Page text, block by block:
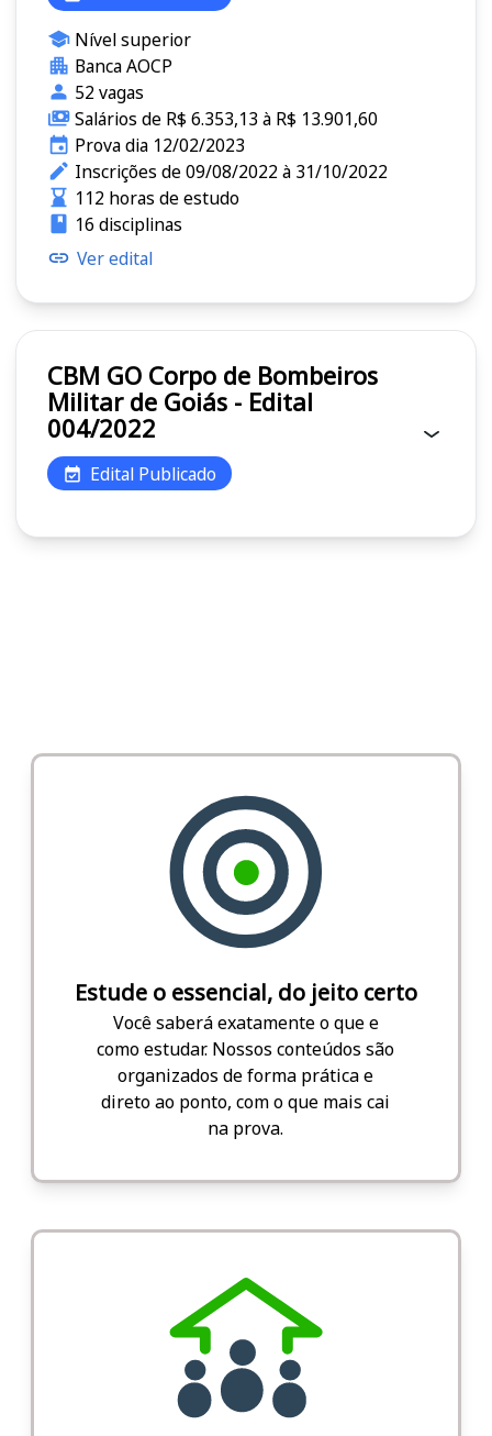
Nível superior
Banca AOCP
52 vagas
Salários de R$ 6.353,13 à R$ 13.901,60
Prova dia 12/02/2023
Inscrições de 09/08/2022 à 31/10/2022
112 horas de estudo
16 disciplinas
Ver edital
CBM GO Corpo de Bombeiros
Militar de Goiás - Edital
004/2022
Edital Publicado
Estude o essencial, do jeito certo
Você saberá exatamente o que e
como estudar. Nossos conteúdos são
organizados de forma prática e
direto ao ponto, com o que mais cai
na prova.